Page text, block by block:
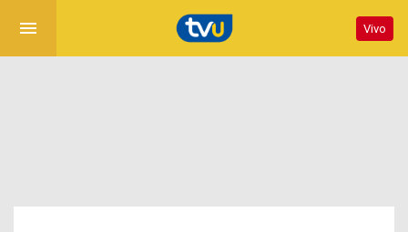
menu Vivo